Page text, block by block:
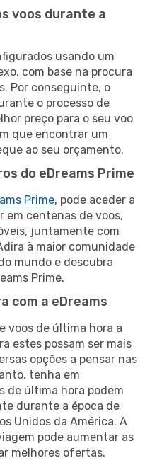
voos durante a
usando um
com base na procura
Por conseguinte, o
o processo de
preço para o seu voo
que encontrar um
ao seu orçamento.
do eDreams Prime
Prime, pode aceder a
em centenas de voos,
juntamente com
à maior comunidade
mundo e descubra
Prime.
com a eDreams
voos de última hora a
estes possam ser mais
opções a pensar nas
tenha em
de última hora podem
durante a época de
Unidos da América. A
pode aumentar as
melhores ofertas.